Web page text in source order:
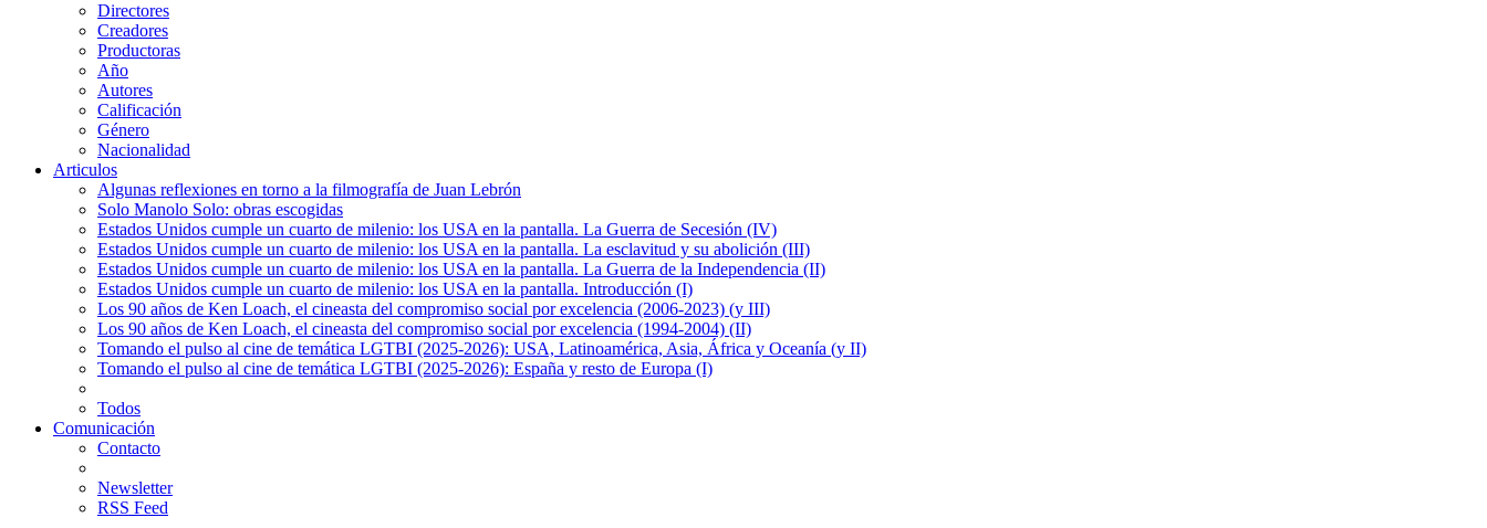
Directores
Creadores
Productoras
Año
Autores
Calificación
Género
Nacionalidad
Articulos
Algunas reflexiones en torno a la filmografía de Juan Lebrón
Solo Manolo Solo: obras escogidas
Estados Unidos cumple un cuarto de milenio: los USA en la pantalla. La Guerra de Secesión (IV)
Estados Unidos cumple un cuarto de milenio: los USA en la pantalla. La esclavitud y su abolición (III)
Estados Unidos cumple un cuarto de milenio: los USA en la pantalla. La Guerra de la Independencia (II)
Estados Unidos cumple un cuarto de milenio: los USA en la pantalla. Introducción (I)
Los 90 años de Ken Loach, el cineasta del compromiso social por excelencia (2006-2023) (y III)
Los 90 años de Ken Loach, el cineasta del compromiso social por excelencia (1994-2004) (II)
Tomando el pulso al cine de temática LGTBI (2025-2026): USA, Latinoamérica, Asia, África y Oceanía (y II)
Tomando el pulso al cine de temática LGTBI (2025-2026): España y resto de Europa (I)
Todos
Comunicación
Contacto
Newsletter
RSS Feed